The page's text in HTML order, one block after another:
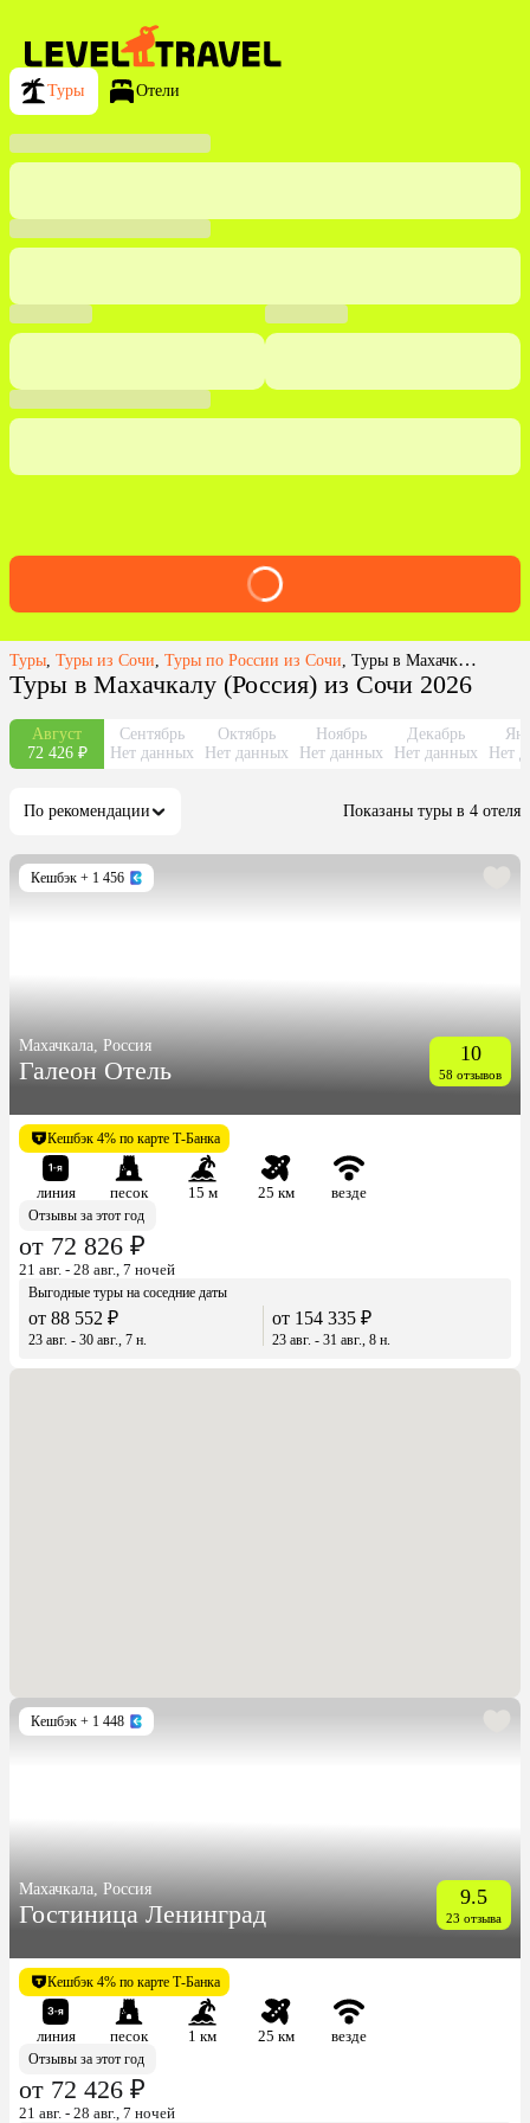
Туры Отели
Туры Туры из Сочи Туры по России из Сочи Туры в Махачкалу из Сочи
Туры в Махачкалу (Россия) из Сочи 2026
Август
72 426 ₽
Сентябрь
Нет данных
Октябрь
Нет данных
Ноябрь
Нет данных
Декабрь
Нет данных
Нет
По рекомендации Показаны туры в 4 отеля
Кешбэк + 1 456
Махачкала, Россия
Галеон Отель
10
58 отзывов
Кешбэк 4% по карте Т-Банка
линия песок 15 м 25 км
везде
Отзывы за этот год
от 72 826 ₽
21 авг. - 28 авг., 7 ночей
Выгодные туры на соседние даты
от 88 552 ₽
23 авг. - 30 авг., 7 н.
от 154 335 ₽
23 авг. - 31 авг., 8 н.
Кешбэк + 1 448
Махачкала, Россия
Гостиница Ленинград
9.5
23 отзыва
Кешбэк 4% по карте Т-Банка
линия песок 1 км 25 км
везде
Отзывы за этот год
от 72 426 ₽
21 авг. - 28 авг., 7 ночей